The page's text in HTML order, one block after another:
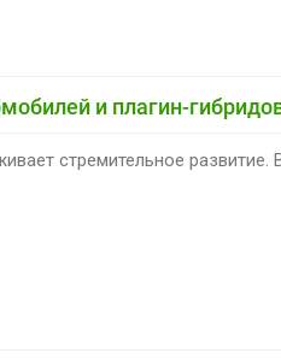
и плагин-
стремительное развитие.